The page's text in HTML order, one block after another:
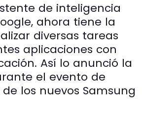
de inteligencia
ahora tiene la
diversas tareas
aplicaciones con
Así lo anunció la
el evento de
los nuevos Samsung